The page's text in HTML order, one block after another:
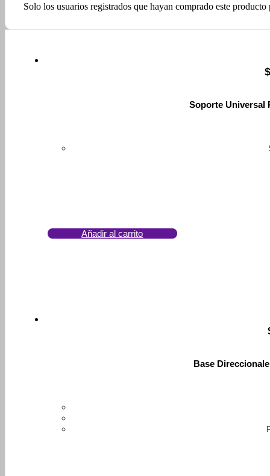
Solo los usuarios registrados que hayan comprado este
$
Soporte Universal
Añadir al carrito
Base